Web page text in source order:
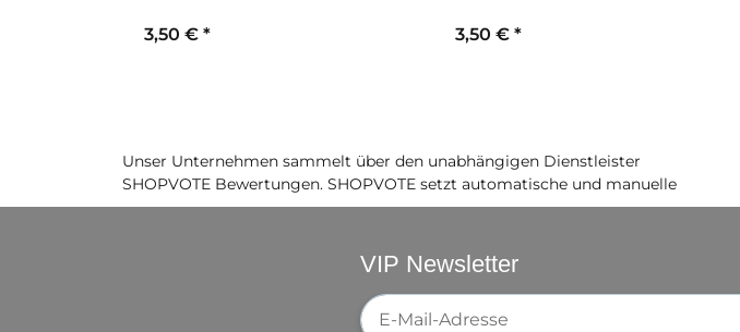
3,50 € * 3,50 € *
Unser Unternehmen sammelt über den unabhängigen Dienstleister
SHOPVOTE Bewertungen. SHOPVOTE setzt automatische und manuelle
VIP Newsletter
Newsletter-Registrierung